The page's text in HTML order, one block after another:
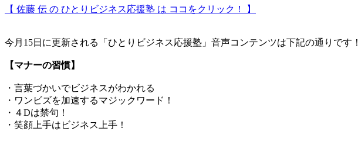
【 佐藤 伝 の ひとりビジネス応援塾 は ココをクリック！ 】
今月15日に更新される「ひとりビジネス応援塾」音声コンテンツは下記の通りです！
【マナーの習慣】
・言葉づかいでビジネスがわかれる
・ワンビズを加速するマジックワード！
・４Dは禁句！
・笑顔上手はビジネス上手！